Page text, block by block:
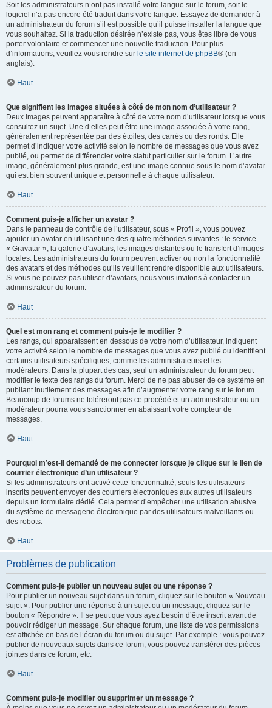
Soit les administrateurs n’ont pas installé votre langue sur le forum, soit le
logiciel n’a pas encore été traduit dans votre langue. Essayez de demander à
un administrateur du forum s’il est possible qu’il puisse installer la langue que
vous souhaitez. Si la traduction désirée n’existe pas, vous êtes libre de vous
porter volontaire et commencer une nouvelle traduction. Pour plus
d’informations, veuillez vous rendre sur le site internet de phpBB® (en
anglais).
Haut
Que signifient les images situées à côté de mon nom d’utilisateur ?
Deux images peuvent apparaître à côté de votre nom d’utilisateur lorsque vous
consultez un sujet. Une d’elles peut être une image associée à votre rang,
généralement représentée par des étoiles, des carrés ou des ronds. Elle
permet d’indiquer votre activité selon le nombre de messages que vous avez
publié, ou permet de différencier votre statut particulier sur le forum. L’autre
image, généralement plus grande, est une image connue sous le nom d’avatar
qui est bien souvent unique et personnelle à chaque utilisateur.
Haut
Comment puis-je afficher un avatar ?
Dans le panneau de contrôle de l’utilisateur, sous « Profil », vous pouvez
ajouter un avatar en utilisant une des quatre méthodes suivantes : le service
« Gravatar », la galerie d’avatars, les images distantes ou le transfert d’images
locales. Les administrateurs du forum peuvent activer ou non la fonctionnalité
des avatars et des méthodes qu’ils veuillent rendre disponible aux utilisateurs.
Si vous ne pouvez pas utiliser d’avatars, nous vous invitons à contacter un
administrateur du forum.
Haut
Quel est mon rang et comment puis-je le modifier ?
Les rangs, qui apparaissent en dessous de votre nom d’utilisateur, indiquent
votre activité selon le nombre de messages que vous avez publié ou identifient
certains utilisateurs spécifiques, comme les administrateurs et les
modérateurs. Dans la plupart des cas, seul un administrateur du forum peut
modifier le texte des rangs du forum. Merci de ne pas abuser de ce système en
publiant inutilement des messages afin d’augmenter votre rang sur le forum.
Beaucoup de forums ne toléreront pas ce procédé et un administrateur ou un
modérateur pourra vous sanctionner en abaissant votre compteur de
messages.
Haut
Pourquoi m’est-il demandé de me connecter lorsque je clique sur le lien de
courrier électronique d’un utilisateur ?
Si les administrateurs ont activé cette fonctionnalité, seuls les utilisateurs
inscrits peuvent envoyer des courriers électroniques aux autres utilisateurs
depuis un formulaire dédié. Cela permet d’empêcher une utilisation abusive
du système de messagerie électronique par des utilisateurs malveillants ou
des robots.
Haut
Problèmes de publication
Comment puis-je publier un nouveau sujet ou une réponse ?
Pour publier un nouveau sujet dans un forum, cliquez sur le bouton « Nouveau
sujet ». Pour publier une réponse à un sujet ou un message, cliquez sur le
bouton « Répondre ». Il se peut que vous ayez besoin d’être inscrit avant de
pouvoir rédiger un message. Sur chaque forum, une liste de vos permissions
est affichée en bas de l’écran du forum ou du sujet. Par exemple : vous pouvez
publier de nouveaux sujets dans ce forum, vous pouvez transférer des pièces
jointes dans ce forum, etc.
Haut
Comment puis-je modifier ou supprimer un message ?